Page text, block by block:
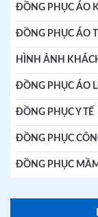
ĐỒNG PHỤC ÁO
ĐỒNG PHỤC ÁO
HÌNH ẢNH
ĐỒNG PHỤC ÁO
ĐỒNG PHỤC Y TẾ
ĐỒNG PHỤC
ĐỒNG PHỤC